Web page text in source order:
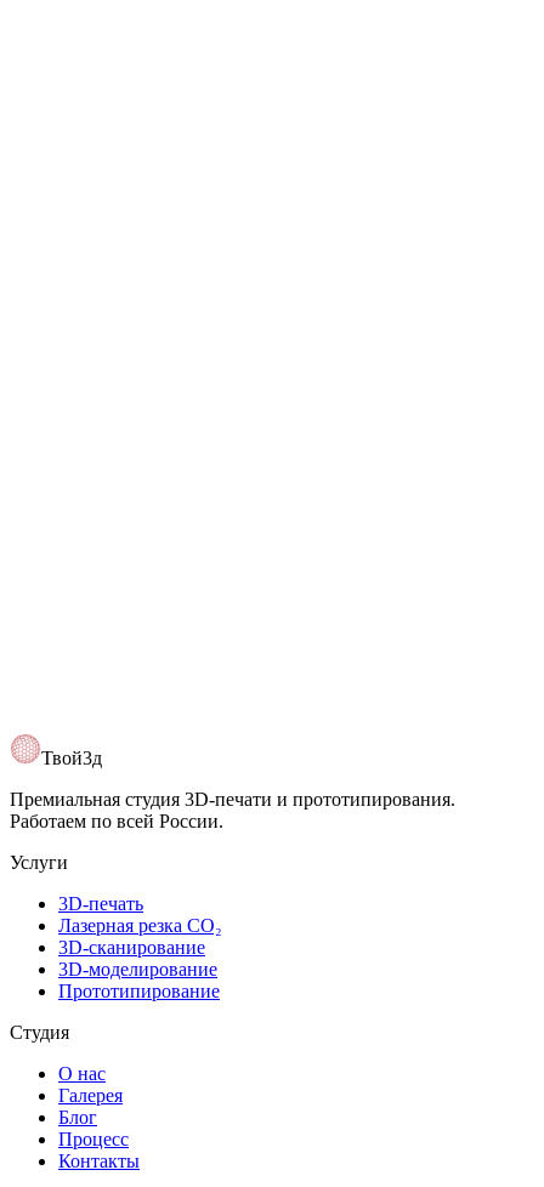
Твой3д
Премиальная студия 3D-печати и прототипирования.
Работаем по всей России.
Услуги
3D-печать
Лазерная резка CO₂
3D-сканирование
3D-моделирование
Прототипирование
Студия
О нас
Галерея
Блог
Процесс
Контакты